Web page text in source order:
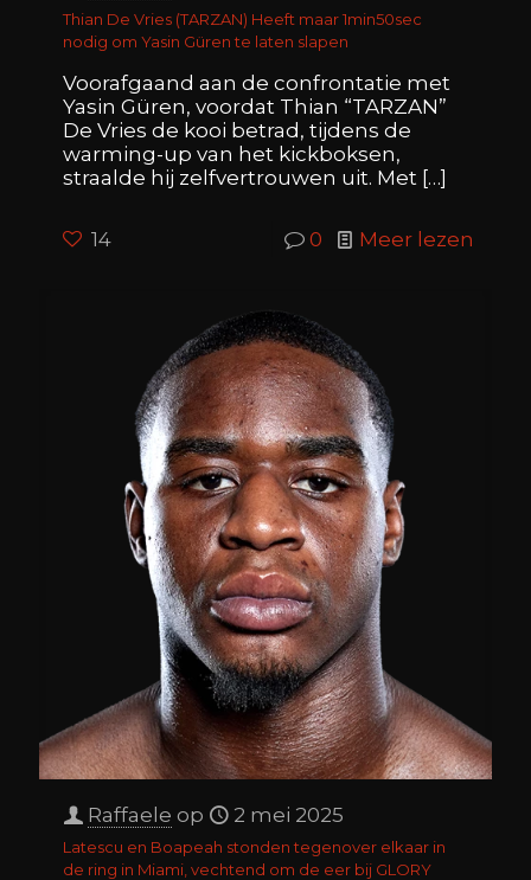
Thian De Vries (TARZAN) Heeft maar 1min50sec
nodig om Yasin Güren te laten slapen
Voorafgaand aan de confrontatie met
Yasin Güren, voordat Thian “TARZAN”
De Vries de kooi betrad, tijdens de
warming-up van het kickboksen,
straalde hij zelfvertrouwen uit. Met […]
14 0 Meer lezen
Raffaele op 2 mei 2025
Latescu en Boapeah stonden tegenover elkaar in
de ring in Miami, vechtend om de eer bij GLORY